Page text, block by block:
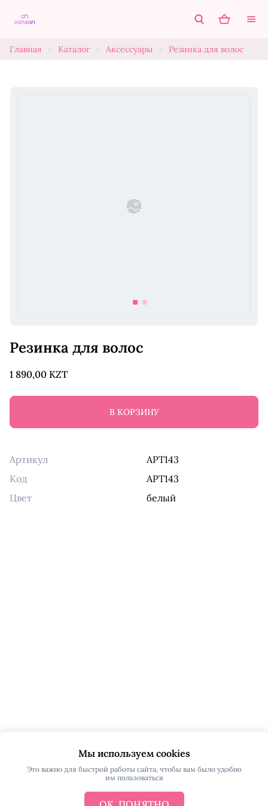
Главная / Каталог / Аксессуары / Резинка для волос
itemitem
1
of
2
Резинка для волос
1 890,00 KZT
В КОРЗИНУ
Артикул
APT143
Код
APT143
Цвет
белый
Мы используем cookies
Это важно для быстрой работы сайта, чтобы вам было удобно
им пользоваться